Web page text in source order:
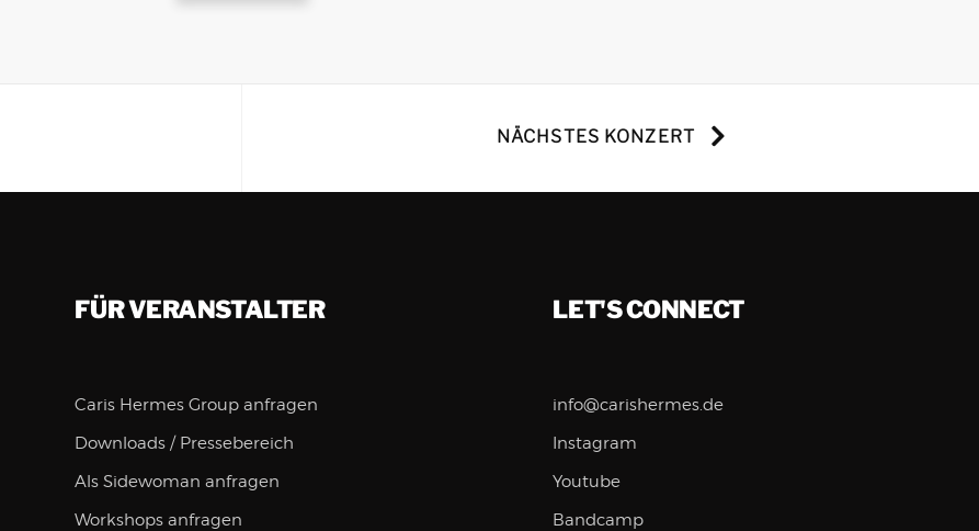
NÄCHSTES KONZERT
FÜR VERANSTALTER
Caris Hermes Group anfragen
Downloads / Pressebereich
Als Sidewoman anfragen
Workshops anfragen
LET'S CONNECT
info@carishermes.de
Instagram
Youtube
Bandcamp